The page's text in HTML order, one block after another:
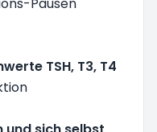
TSH, T3, T4